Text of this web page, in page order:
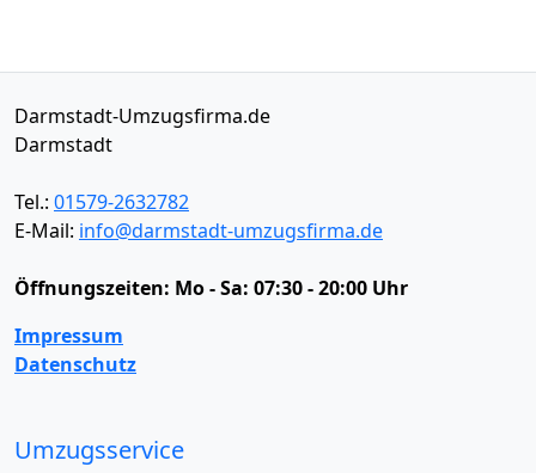
Darmstadt-Umzugsfirma.de
Darmstadt
Tel.: 01579-2632782
E-Mail: info@darmstadt-umzugsfirma.de
Öffnungszeiten: Mo - Sa: 07:30 - 20:00 Uhr
Impressum
Datenschutz
Umzugsservice